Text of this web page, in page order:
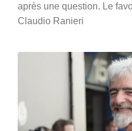
après une question. Le
Claudio Ranieri